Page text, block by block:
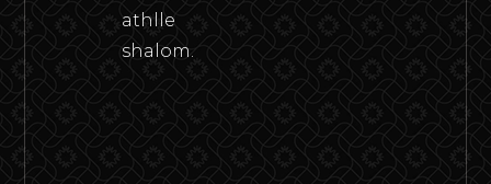
athlle
shalom.